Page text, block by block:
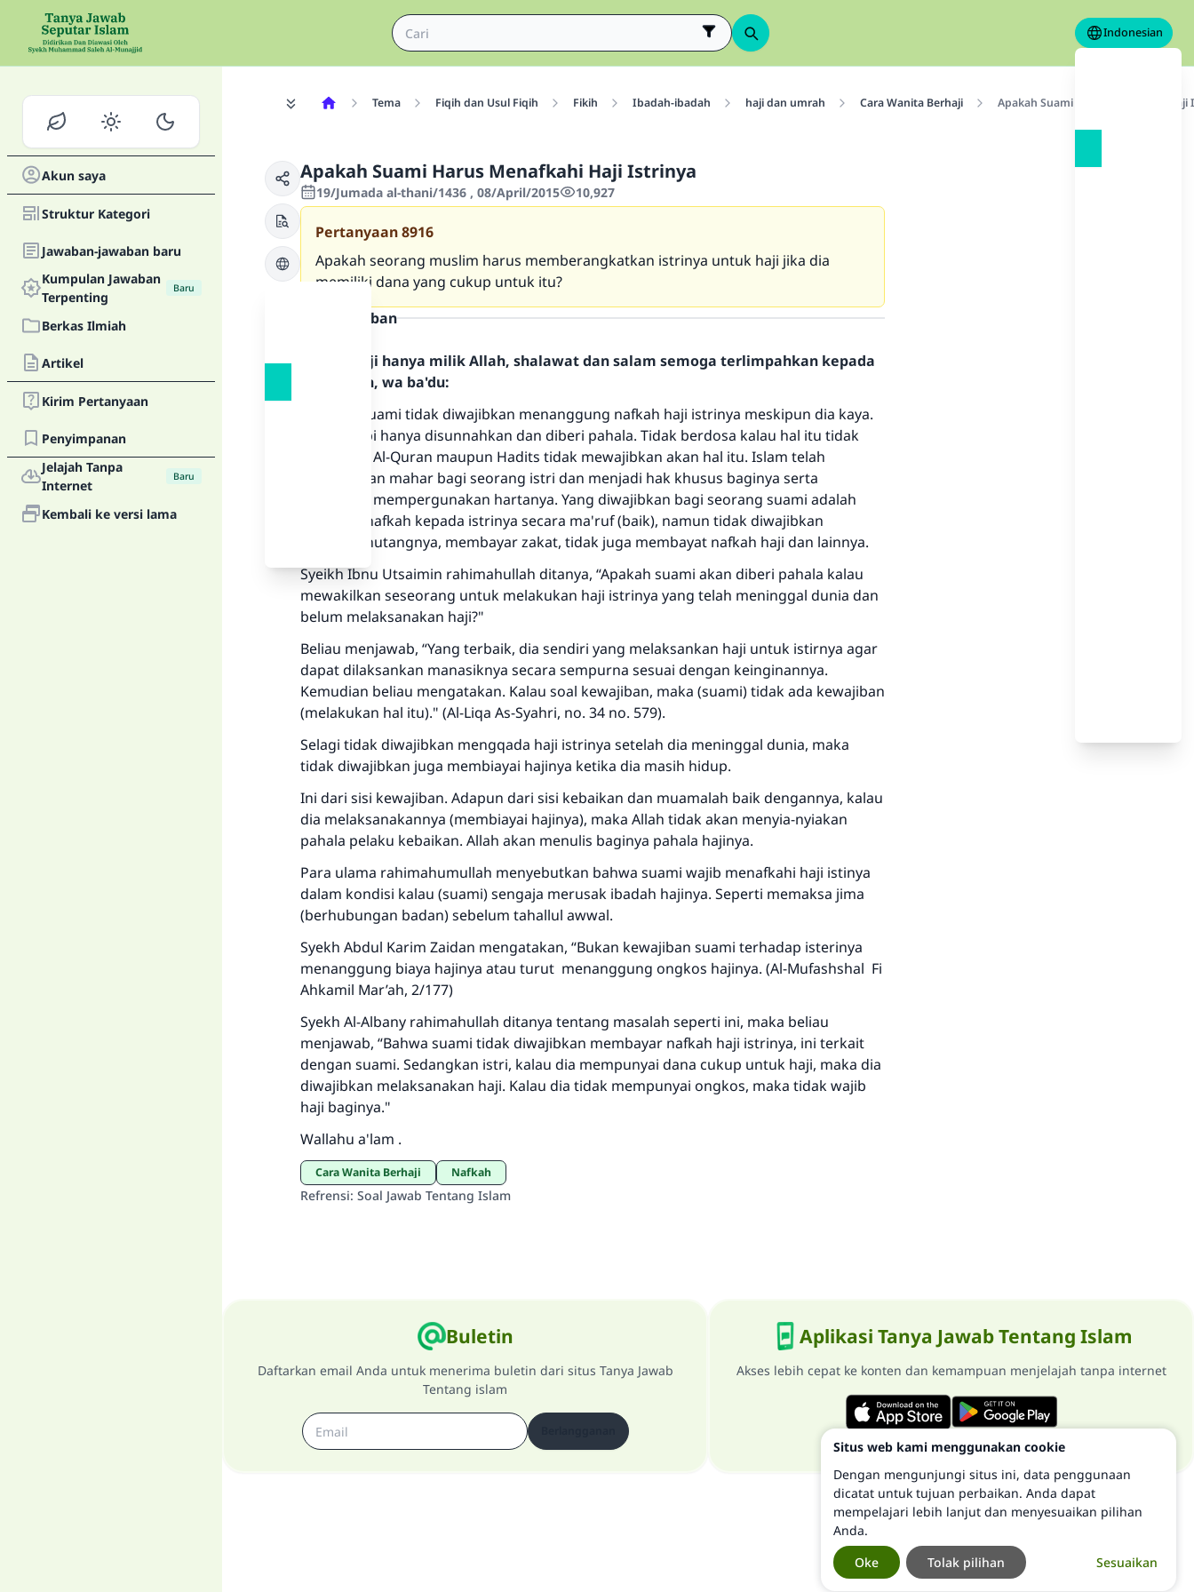
Indonesian
Akun saya
Struktur Kategori
Jawaban-jawaban baru
Kumpulan Jawaban
Terpenting
Baru
Berkas Ilmiah
Artikel
Kirim Pertanyaan
Penyimpanan
Jelajah Tanpa
Internet
Baru
Kembali ke versi lama
Tema Fiqih dan Usul Fiqih Fikih Ibadah-ibadah haji dan umrah Cara Wanita Berhaji Apakah Suami Harus Menafkahi Haji
Apakah Suami Harus Menafkahi Haji Istrinya
19/Jumada al-thani/1436 , 08/April/2015 10,927
Pertanyaan8916
Apakah seorang muslim harus memberangkatkan istrinya untuk haji jika dia
memiliki dana yang cukup untuk itu?
Teks Jawaban
Segala puji hanya milik Allah, shalawat dan salam semoga terlimpahkan kepada
Rasulullah, wa ba'du:
Seorang suami tidak diwajibkan menanggung nafkah haji istrinya meskipun dia kaya.
Akan tetapi hanya disunnahkan dan diberi pahala. Tidak berdosa kalau hal itu tidak
dilakukan. Al-Quran maupun Hadits tidak mewajibkan akan hal itu. Islam telah
menetapkan mahar bagi seorang istri dan menjadi hak khusus baginya serta
dihalalkan mempergunakan hartanya. Yang diwajibkan bagi seorang suami adalah
memberi nafkah kepada istrinya secara ma'ruf (baik), namun tidak diwajibkan
melunasi hutangnya, membayar zakat, tidak juga membayat nafkah haji dan lainnya.
Syeikh Ibnu Utsaimin rahimahullah ditanya, “Apakah suami akan diberi pahala kalau
mewakilkan seseorang untuk melakukan haji istrinya yang telah meninggal dunia dan
belum melaksanakan haji?"
Beliau menjawab, “Yang terbaik, dia sendiri yang melaksankan haji untuk istirnya agar
dapat dilaksankan manasiknya secara sempurna sesuai dengan keinginannya.
Kemudian beliau mengatakan. Kalau soal kewajiban, maka (suami) tidak ada kewajiban
(melakukan hal itu)." (Al-Liqa As-Syahri, no. 34 no. 579).
Selagi tidak diwajibkan mengqada haji istrinya setelah dia meninggal dunia, maka
tidak diwajibkan juga membiayai hajinya ketika dia masih hidup.
Ini dari sisi kewajiban. Adapun dari sisi kebaikan dan muamalah baik dengannya, kalau
dia melaksanakannya (membiayai hajinya), maka Allah tidak akan menyia-nyiakan
pahala pelaku kebaikan. Allah akan menulis baginya pahala hajinya.
Para ulama rahimahumullah menyebutkan bahwa suami wajib menafkahi haji istinya
dalam kondisi kalau (suami) sengaja merusak ibadah hajinya. Seperti memaksa jima
(berhubungan badan) sebelum tahallul awwal.
Syekh Abdul Karim Zaidan mengatakan, “Bukan kewajiban suami terhadap isterinya
menanggung biaya hajinya atau turut menanggung ongkos hajinya. (Al-Mufashshal Fi
Ahkamil Mar’ah, 2/177)
Syekh Al-Albany rahimahullah ditanya tentang masalah seperti ini, maka beliau
menjawab, “Bahwa suami tidak diwajibkan membayar nafkah haji istrinya, ini terkait
dengan suami. Sedangkan istri, kalau dia mempunyai dana cukup untuk haji, maka dia
diwajibkan melaksanakan haji. Kalau dia tidak mempunyai ongkos, maka tidak wajib
haji baginya."
Wallahu a'lam .
Cara Wanita Berhaji Nafkah
Refrensi: Soal Jawab Tentang Islam
Buletin
Daftarkan email Anda untuk menerima buletin dari situs Tanya Jawab
Tentang islam
Aplikasi Tanya Jawab Tentang Islam
Akses lebih cepat ke konten dan kemampuan menjelajah tanpa internet
Jawaban no. 110845 menyelamatkan
pernikahan.
Bantu kami dalam memberikan jawaban untuk umat
Rasulullah ﷺ bersabda
"Siapa yang menunjukkan suatu kebaikan, meka dia akan
mendapatkan pahala yang sama dengan orang yang
melakukannya"
MUSLIM, 1893
Situs web kami menggunakan cookie
Dengan mengunjungi situs ini, data penggunaan
dicatat untuk tujuan perbaikan. Anda dapat
mempelajari lebih lanjut dan menyesuaikan pilihan
Anda.
Sesuaikan
Tolak pilihan
Oke